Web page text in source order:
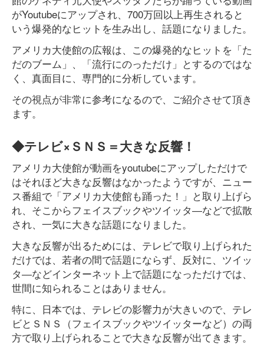
がYoutubeにアップされ、700万回以上再生されると
いう爆発的なヒットを生み出し、話題になりました。
アメリカ大使館の広報は、この爆発的なヒットを「た
だのブーム」、「流行にのっただけ」とするのではな
く、真面目に、専門的に分析しています。
その視点が非常に参考になるので、ご紹介させて頂き
ます。
◆テレビ×ＳＮＳ＝大きな反響！
アメリカ大使館が動画をyoutubeにアップしただけで
はそれほど大きな反響はなかったようですが、ニュー
ス番組で「アメリカ大使館も踊った！」と取り上げら
れ、そこからフェイスブックやツイッタ―などで拡散
され、一気に大きな話題になりました。
大きな反響が出るためには、テレビで取り上げられた
だけでは、若者の間で話題にならず、反対に、ツイッ
タ―などインターネット上で話題になっただけでは、
世間に知られることはありません。
特に、日本では、テレビの影響力が大きいので、テレ
ビとＳＮＳ（フェイスブックやツイッターなど）の両
方で取り上げられることで大きな反響が出てきます。